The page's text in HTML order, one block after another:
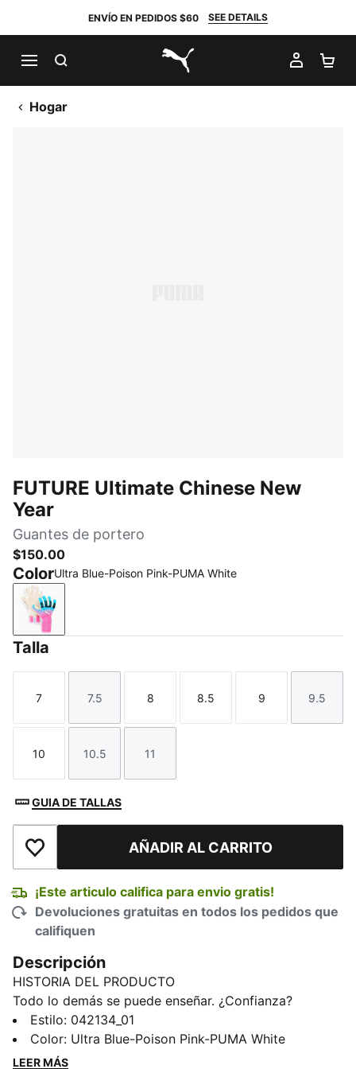
ENVÍO EN PEDIDOS $60 SEE DETAILS
PUMA.com
MI
Hogar
FUTURE Ultimate Chinese New
Year
Guantes de portero
$150.00
ColorUltra Blue-Poison Pink-PUMA White
Ultra Blue-Poison Pink-PUMA White
Talla
Talla
7
Talla
7.5
Talla
8
Talla
8.5
Talla
9
Talla
9.5
Talla
10
Talla
10.5
Talla
11
GUIA DE TALLAS
Añadir a la lista de deseosAÑADIR AL CARRITO
¡Este articulo califica para envio gratis!
Devoluciones gratuitas en todos los pedidos que
califiquen
Descripción
HISTORIA DEL PRODUCTO
Todo lo demás se puede enseñar. ¿Confianza?
Depende solo de ti. Estos guantes de portero son una
edición especial para el Año Nuevo chino de los
FUTURE Ultimate NC. Diseñados para ofrecer la
Estilo: 042134_01
Color: Ultra Blue-Poison Pink-PUMA White
LEER MÁS